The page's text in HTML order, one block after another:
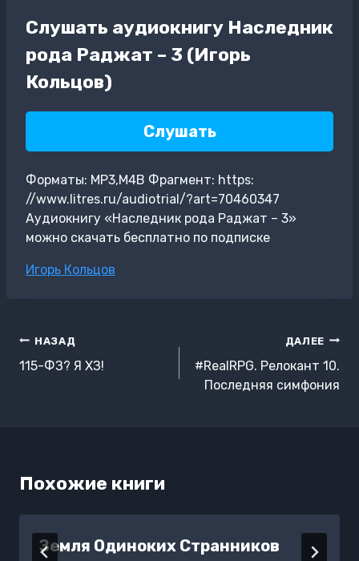
Слушать аудиокнигу Наследник
рода Раджат – 3 (Игорь
Кольцов)
Слушать
Форматы: MP3,M4B Фрагмент: https:
//www.litres.ru/audiotrial/?art=70460347
Аудиокнигу «Наследник рода Раджат – 3»
можно скачать бесплатно по подписке
Метки
Игорь Кольцов
Навигация
по
НАЗАД
115-ФЗ? Я ХЗ!
ДАЛЕЕ
#RealRPG. Релокант 10.
Последняя симфония
Похожие книги
Земля Одиноких Странников